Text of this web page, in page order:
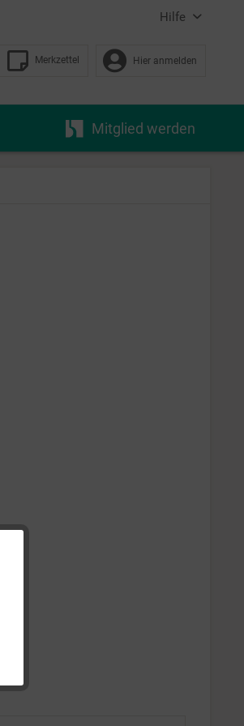
Hilfe
Merkzettel Hier anmelden
Mitglied werden